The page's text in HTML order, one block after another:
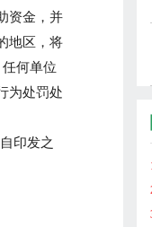
资金，并
地区，将
何单位
为处罚处
印发之